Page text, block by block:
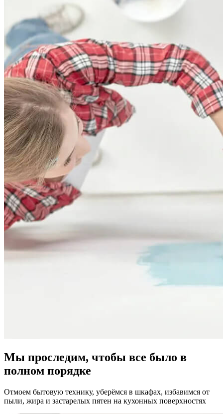
Мы проследим, чтобы все было в
полном порядке
Отмоем бытовую технику, уберёмся в шкафах, избавимся от
пыли, жира и застарелых пятен на кухонных поверхностях